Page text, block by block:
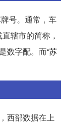
号。通常，车
辖市的简称，
数字配。而“苏
西部数据在上